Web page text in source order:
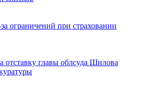
ограничений при страховании
главы облсуда Шилова